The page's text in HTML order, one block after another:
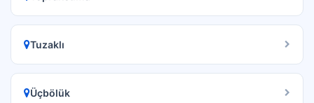
Tuzaklı
Üçbölük